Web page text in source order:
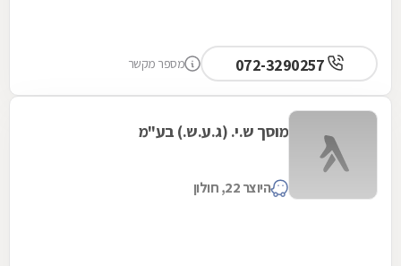
מספר מקשר
מוסך ש.י. (ג.ע.ש.) בע"מ
היוצר 22, חולון